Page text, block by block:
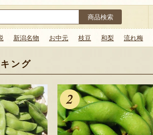
新潟名物 お中元 枝豆 和梨 流れ梅
ング